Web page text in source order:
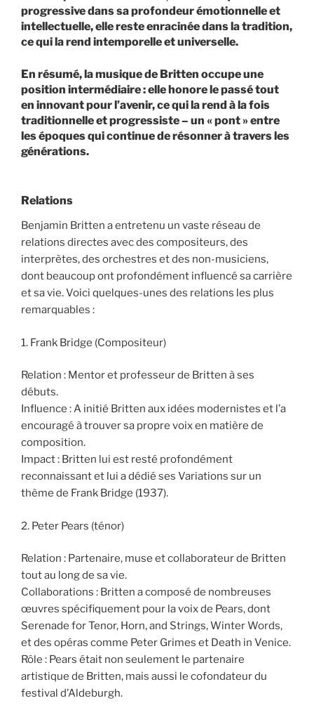
progressive dans sa profondeur émotionnelle et
intellectuelle, elle reste enracinée dans la tradition,
ce qui la rend intemporelle et universelle.
En résumé, la musique de Britten occupe une
position intermédiaire : elle honore le passé tout
en innovant pour l’avenir, ce qui la rend à la fois
traditionnelle et progressiste – un « pont » entre
les époques qui continue de résonner à travers les
générations.
Relations
Benjamin Britten a entretenu un vaste réseau de
relations directes avec des compositeurs, des
interprètes, des orchestres et des non-musiciens,
dont beaucoup ont profondément influencé sa carrière
et sa vie. Voici quelques-unes des relations les plus
remarquables :
1. Frank Bridge (Compositeur)
Relation : Mentor et professeur de Britten à ses
débuts.
Influence : A initié Britten aux idées modernistes et l’a
encouragé à trouver sa propre voix en matière de
composition.
Impact : Britten lui est resté profondément
reconnaissant et lui a dédié ses Variations sur un
thème de Frank Bridge (1937).
2. Peter Pears (ténor)
Relation : Partenaire, muse et collaborateur de Britten
tout au long de sa vie.
Collaborations : Britten a composé de nombreuses
œuvres spécifiquement pour la voix de Pears, dont
Serenade for Tenor, Horn, and Strings, Winter Words,
et des opéras comme Peter Grimes et Death in Venice.
Rôle : Pears était non seulement le partenaire
artistique de Britten, mais aussi le cofondateur du
festival d’Aldeburgh.